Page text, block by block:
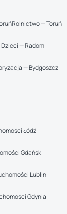
Rolnictwo — Toruń
Dzieci — Radom
— Bydgoszcz
Łódź
Gdańsk
Lublin
Gdynia